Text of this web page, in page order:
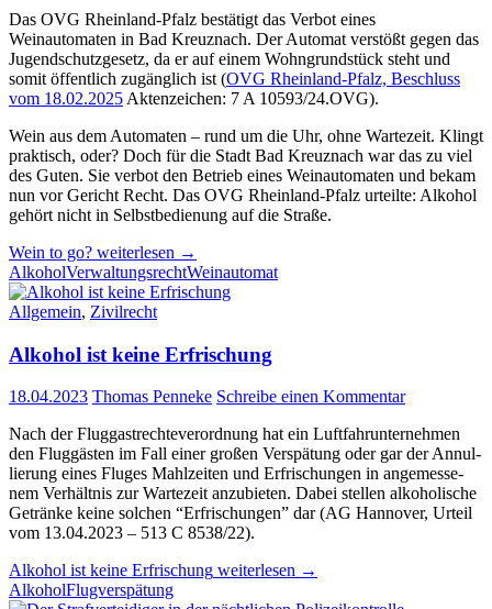
Das OVG Rheinland-Pfalz bestätigt das Verbot eines
Weinautomaten in Bad Kreuznach. Der Automat verstößt gegen das
Jugendschutzgesetz, da er auf einem Wohngrundstück steht und
somit öffentlich zugänglich ist (OVG Rheinland-Pfalz, Beschluss
vom 18.02.2025 Aktenzeichen: 7 A 10593/24.OVG).
Wein aus dem Automaten – rund um die Uhr, ohne Wartezeit. Klingt
praktisch, oder? Doch für die Stadt Bad Kreuznach war das zu viel
des Guten. Sie verbot den Betrieb eines Weinautomaten und bekam
nun vor Gericht Recht. Das OVG Rheinland-Pfalz urteilte: Alkohol
gehört nicht in Selbstbedienung auf die Straße.
Wein to go? weiterlesen →
AlkoholVerwaltungsrechtWeinautomat
Allgemein, Zivilrecht
Alkohol ist keine Erfrischung
18.04.2023 Thomas Penneke Schreibe einen Kommentar
Nach der Flug­gast­rech­te­ver­ord­nung hat ein Luft­fahr­un­ter­neh­men
den Flug­gäs­ten im Fall einer großen Verspätung oder gar der An­nul­
lie­rung eines Flu­ges Mahl­zei­ten und Er­fri­schun­gen in an­ge­mes­se­
nem Ver­hält­nis zur War­te­zeit an­zu­bie­ten. Dabei stellen al­ko­ho­li­sche
Ge­trän­ke keine sol­chen “Er­fri­schun­gen” dar (AG Hannover, Urteil
vom 13.04.2023 – 513 C 8538/22).
Alkohol ist keine Erfrischung weiterlesen →
AlkoholFlugverspätung